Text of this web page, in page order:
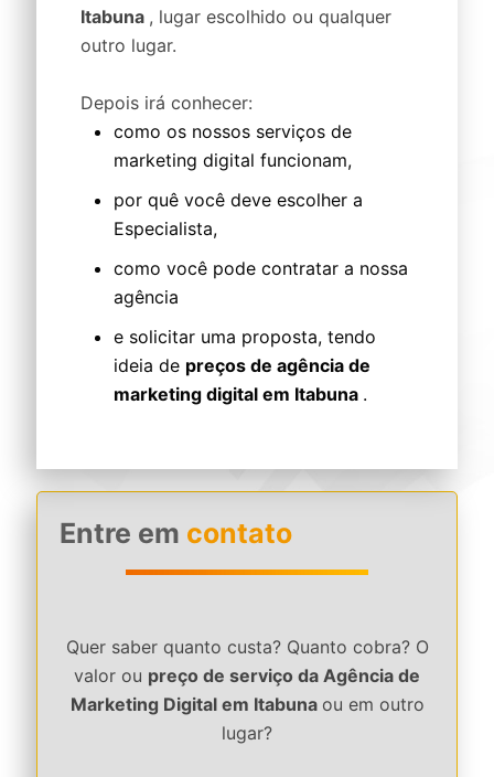
Itabuna , lugar escolhido ou qualquer
outro lugar.
Depois irá conhecer:
como os nossos serviços de
marketing digital funcionam,
por quê você deve escolher a
Especialista,
como você pode contratar a nossa
agência
e solicitar uma proposta, tendo
ideia de preços de agência de
marketing digital em Itabuna .
Entre em contato
Quer saber quanto custa? Quanto cobra? O
valor ou preço de serviço da Agência de
Marketing Digital em Itabuna ou em outro
lugar?